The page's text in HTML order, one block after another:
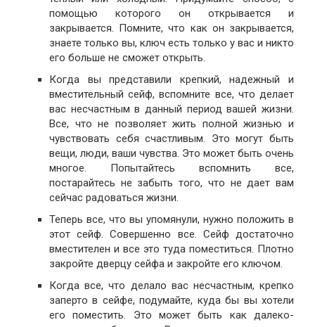
помощью которого он открывается и
закрывается. Помните, что как он закрывается,
знаете только вы, ключ есть только у вас и никто
его больше не сможет открыть.
Когда вы представили крепкий, надежный и
вместительный сейф, вспомните все, что делает
вас несчастным в данный период вашей жизни.
Все, что не позволяет жить полной жизнью и
чувствовать себя счастливым. Это могут быть
вещи, люди, ваши чувства. Это может быть очень
многое. Попытайтесь вспомнить все,
постарайтесь не забыть того, что не дает вам
сейчас радоваться жизни.
Теперь все, что вы упомянули, нужно положить в
этот сейф. Совершенно все. Сейф достаточно
вместителен и все это туда поместиться. Плотно
закройте дверцу сейфа и закройте его ключом.
Когда все, что делало вас несчастным, крепко
заперто в сейфе, подумайте, куда бы вы хотели
его поместить. Это может быть как далеко-